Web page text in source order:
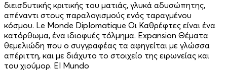
διεισδυτικής κριτικής του ματιάς, γλυκά αδυσώπητης,
απέναντι στους παραλογισμούς ενός ταραγμένου
κόσμου. Le Monde Diplomatique Οι Καθρέφτες είναι ένα
κατόρθωμα, ένα ιδιοφυές τόλμημα. Expansion Θέματα
θεμελιώδη που ο συγγραφέας τα αφηγείται με γλώσσα
απέριττη, και με διάχυτο το στοιχείο της ειρωνείας και
του χιούμορ. El Mundo